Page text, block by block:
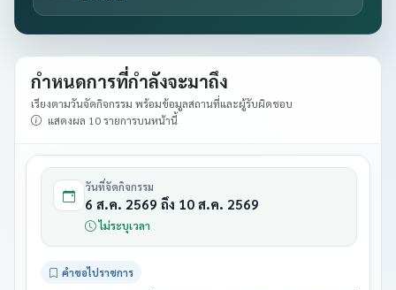
กำหนดการที่กำลังจะมาถึง
เรียงตามวันจัดกิจกรรม พร้อมข้อมูลสถานที่และผู้รับผิดชอบ
แสดงผล 10 รายการบนหน้านี้
วันที่จัดกิจกรรม
6 ส.ค. 2569 ถึง 10 ส.ค. 2569
ไม่ระบุเวลา
คำขอไปราชการ